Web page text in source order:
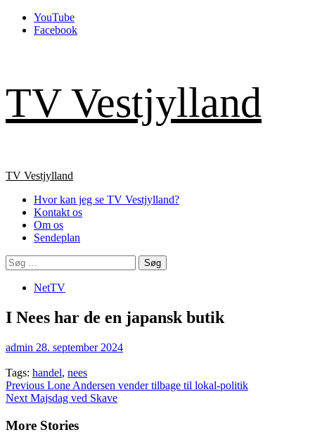
Skip
YouTube
Facebook
TV Vestjylland
Primary
TV Vestjylland
Hvor kan jeg se TV Vestjylland?
Kontakt os
Om os
Sendeplan
Søg
efter:
NetTV
I Nees har de en japansk butik
admin 28. september 2024
Tags: handel, nees
Continue
Reading
Previous Lone Andersen vender tilbage til lokal-politik
Next Majsdag ved Skave
More Stories